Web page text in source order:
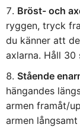
Bröst- och
ryggen, tryck
du känner att
axlarna. Håll 30
Stående
hängandes
armen framåt/
armen